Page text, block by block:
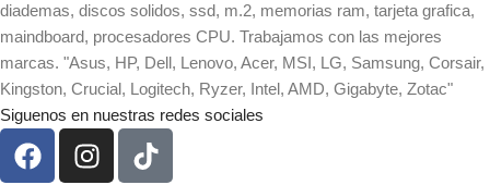
diademas, discos solidos, ssd, m.2, memorias ram, tarjeta grafica,
maindboard, procesadores CPU. Trabajamos con las mejores
marcas. "Asus, HP, Dell, Lenovo, Acer, MSI, LG, Samsung, Corsair,
Kingston, Crucial, Logitech, Ryzer, Intel, AMD, Gigabyte, Zotac"
Siguenos en nuestras redes sociales